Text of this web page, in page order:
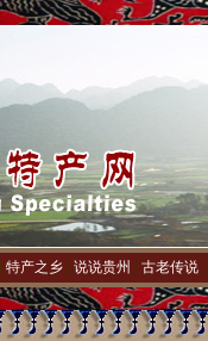
特产之乡 说说贵州 古老传说